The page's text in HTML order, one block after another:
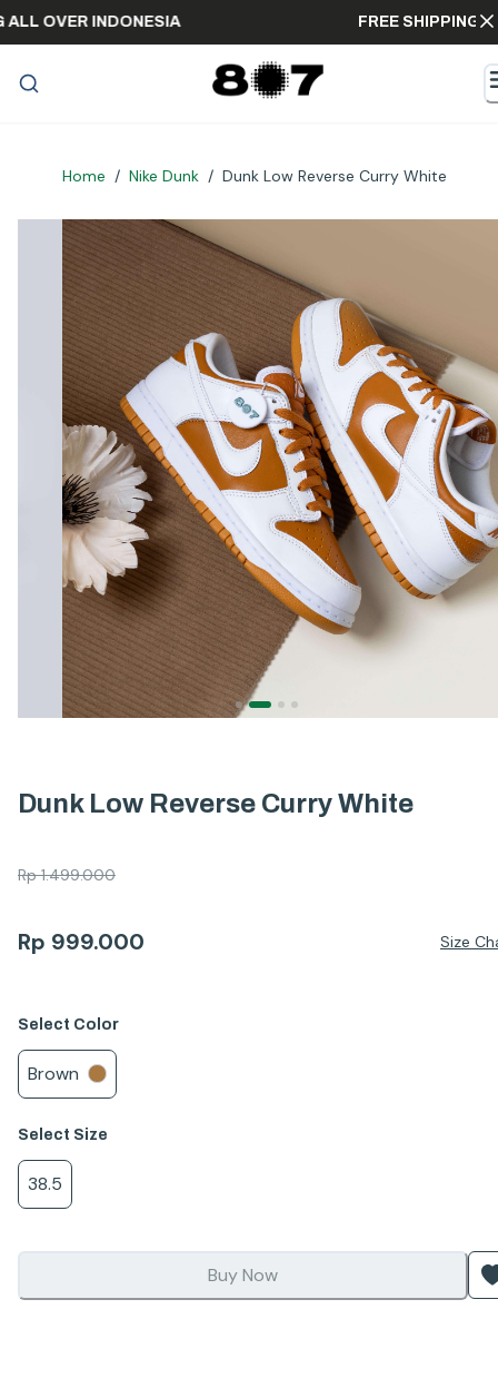
ALL OVER INDONESIA FREE
Home / Nike Dunk / Dunk Low Reverse Curry White
Dunk Low Reverse Curry White
Rp1.499.000
Rp 999.000 Size
Select Color
Brown
Select Size
38.5
Buy Now